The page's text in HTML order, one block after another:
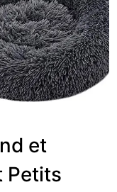
et
Petits